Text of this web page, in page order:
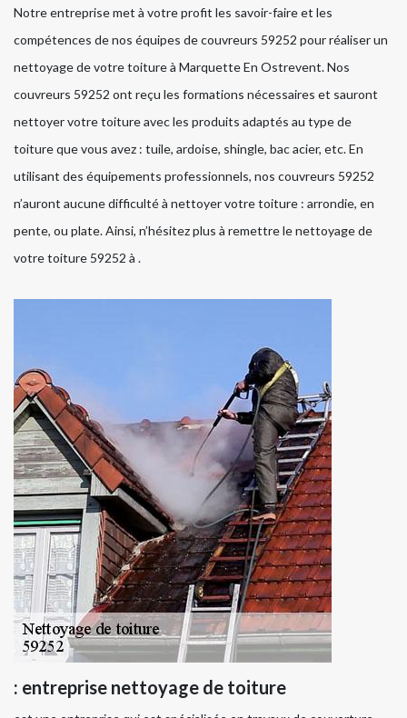
Notre entreprise met à votre profit les savoir-faire et les
compétences de nos équipes de couvreurs 59252 pour réaliser un
nettoyage de votre toiture à Marquette En Ostrevent. Nos
couvreurs 59252 ont reçu les formations nécessaires et sauront
nettoyer votre toiture avec les produits adaptés au type de
toiture que vous avez : tuile, ardoise, shingle, bac acier, etc. En
utilisant des équipements professionnels, nos couvreurs 59252
n’auront aucune difficulté à nettoyer votre toiture : arrondie, en
pente, ou plate. Ainsi, n’hésitez plus à remettre le nettoyage de
votre toiture 59252 à .
: entreprise nettoyage de toiture